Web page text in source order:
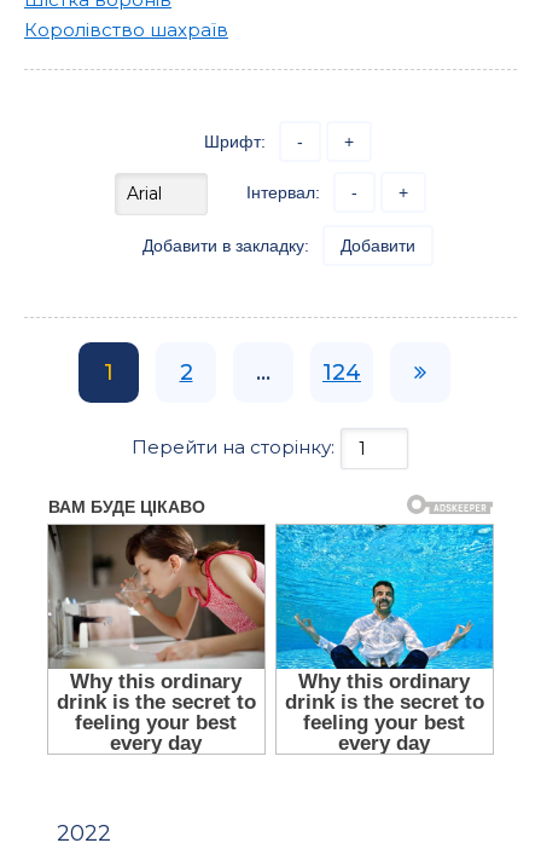
Королівство шахраїв
Шрифт: - +
Інтервал: - +
Добавити в закладку: Добавити
1 2 ... 124
Перейти на сторінку:
2022